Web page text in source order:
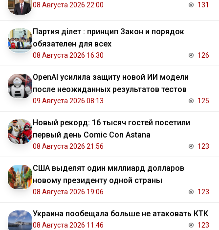
08 Августа 2026 22:00 131
Партия Әділет : принцип Закон и порядок
обязателен для всех
08 Августа 2026 16:30 126
OpenAI усилила защиту новой ИИ модели
после неожиданных результатов тестов
09 Августа 2026 08:13 125
Новый рекорд: 16 тысяч гостей посетили
первый день Comic Con Astana
08 Августа 2026 21:56 123
США выделят один миллиард долларов
новому президенту одной страны
08 Августа 2026 19:06 123
Украина пообещала больше не атаковать КТК
08 Августа 2026 11:46 123